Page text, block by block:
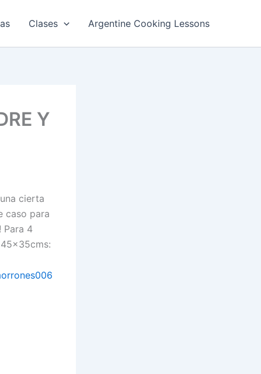
Clases Argentine Cooking Lessons
Y
cierta
caso para
Para 4